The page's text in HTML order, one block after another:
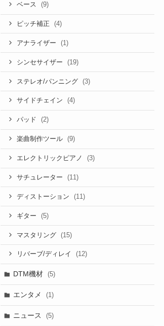
ベース (9)
ピッチ補正 (4)
アナライザー (1)
シンセサイザー (19)
ステレオ/パンニング (3)
サイドチェイン (4)
パッド (2)
楽曲制作ツール (9)
エレクトリックピアノ (3)
サチュレーター (11)
ディストーション (11)
ギター (5)
マスタリング (15)
リバーブ/ディレイ (12)
DTM機材 (5)
エンタメ (1)
ニュース (5)